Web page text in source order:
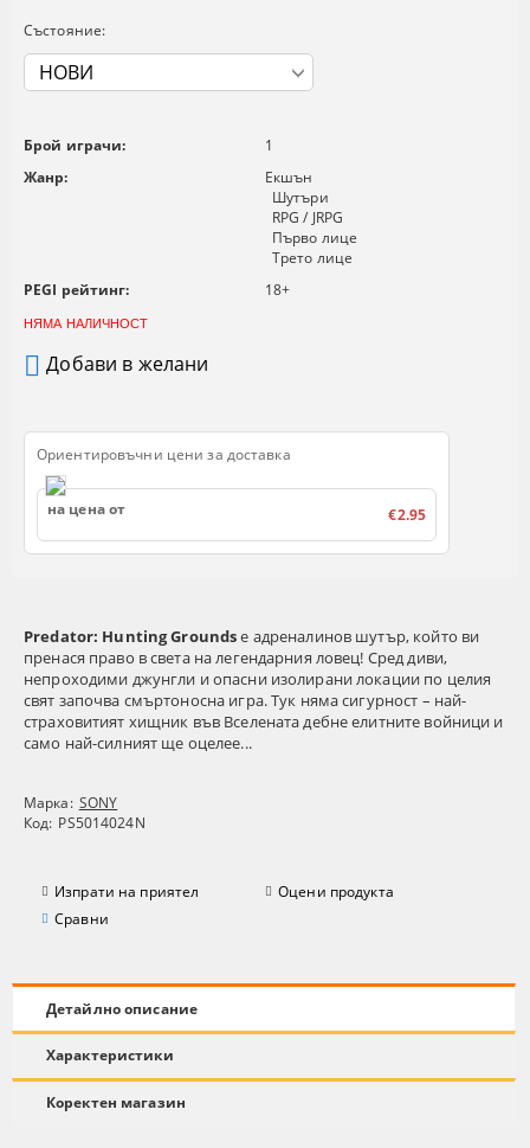
Predator: Hunting Groundsе адреналинов шутър, който ви
пренася право в света на легендарния ловец! Сред диви,
непроходими джунгли и опасни изолирани локации по целия
свят започва смъртоносна игра. Тук няма сигурност – най-
страховитият хищник във Вселената дебне елитните войници и
само най-силният ще оцелее...
Марка: SONY
Код: PS5014024N
Изпрати на приятел
Оцени продукта
Сравни
Състояние:
Брой играчи:
1
Жанр:
Екшън
Шутъри
RPG / JRPG
Първо лице
Трето лице
PEGI рейтинг:
18+
НЯМА НАЛИЧНОСТ
Добави в желани
Ориентировъчни цени за доставка
на цена от €2.95
Детайлно описание
Характеристики
Коректен магазин